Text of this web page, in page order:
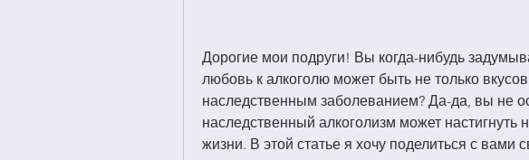
Дорогие мои подруги! Вы когда-нибудь
любовь к алкоголю может быть не только
наследственным заболеванием? Да-да, вы не
наследственный алкоголизм может настигнуть
жизни. В этой статье я хочу поделиться с вами